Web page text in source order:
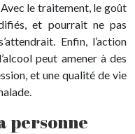
le traitement, le goût
et pourrait ne pas
Enfin, l’action
peut amener à des
et une qualité de vie
personne